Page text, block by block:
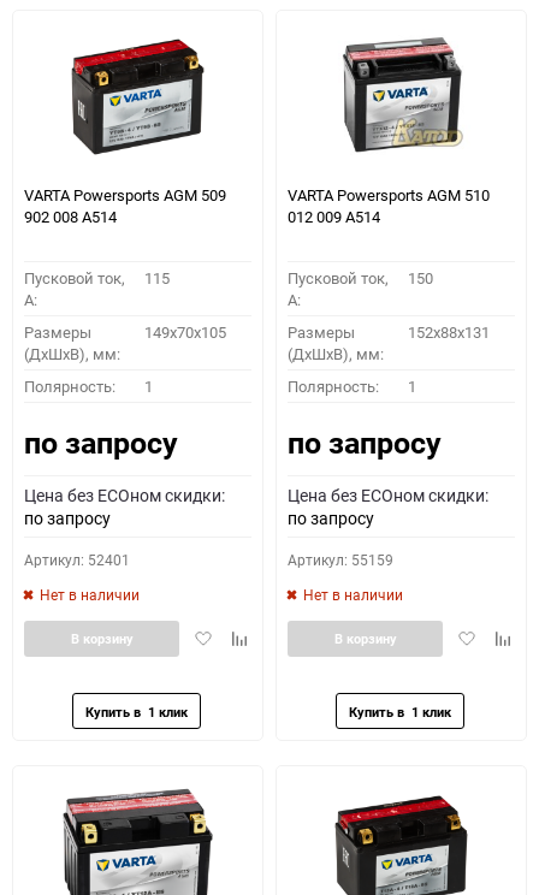
VARTA Powersports AGM 509
902 008 A514
Пусковой ток,
A:
115
Размеры
(ДхШхВ), мм:
149x70x105
Полярность: 1
по запросу
Цена без ECOном скидки:
по запросу
Артикул: 52401
Нет в наличии
ДобавитьДобавить
В корзину
VARTA Powersports AGM 510
012 009 A514
Пусковой ток,
A:
150
Размеры
(ДхШхВ), мм:
152x88x131
Полярность: 1
по запросу
Цена без ECOном скидки:
по запросу
Артикул: 55159
Нет в наличии
Добавить
В корзину